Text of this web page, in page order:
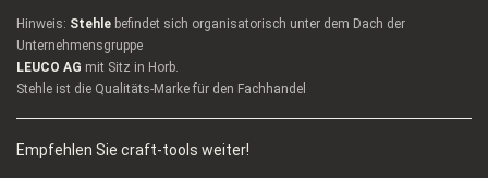
Hinweis: Stehle befindet sich organisatorisch unter dem Dach der
Unternehmensgruppe
LEUCO AG mit Sitz in Horb.
Stehle ist die Qualitäts-Marke für den Fachhandel
Empfehlen Sie craft-tools weiter!